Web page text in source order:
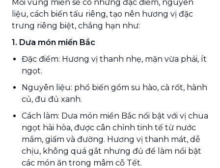
Mỗi vùng miền sẽ có những đặc điểm, nguyên
liệu, cách biến tấu riêng, tạo nên hương vị đặc
trưng riêng biệt, chẳng hạn như:
1. Dưa món miền Bắc
Đặc điểm: Hương vị thanh nhẹ, mặn vừa phải, ít
ngọt.
Nguyên liệu: phổ biến gồm su hào, cà rốt, hành
củ, đu đủ xanh.
Cách làm: Dưa món miền Bắc nổi bật với vị chua
ngọt hài hòa, được cân chỉnh tinh tế từ nước
mắm, giấm và đường. Hương vị thanh mát, dễ
chịu, không quá gắt nhưng đủ để làm nổi bật
các món ăn trong mâm cỗ Tết.